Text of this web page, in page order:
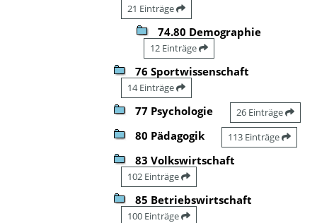
21 Einträge
74.80 Demographie
12 Einträge
76 Sportwissenschaft
14 Einträge
77 Psychologie 26 Einträge
80 Pädagogik 113 Einträge
83 Volkswirtschaft
102 Einträge
85 Betriebswirtschaft
100 Einträge